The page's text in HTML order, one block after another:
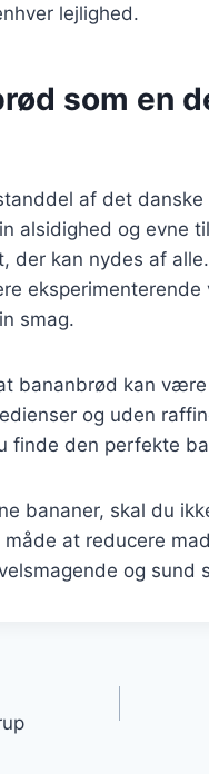
lejlighed.
som en
af det
alsidighed og evne
der kan nydes af
smag.
bananbrød kan
og uden
finde den perfekte
bananer, skal du
at reducere
og sund